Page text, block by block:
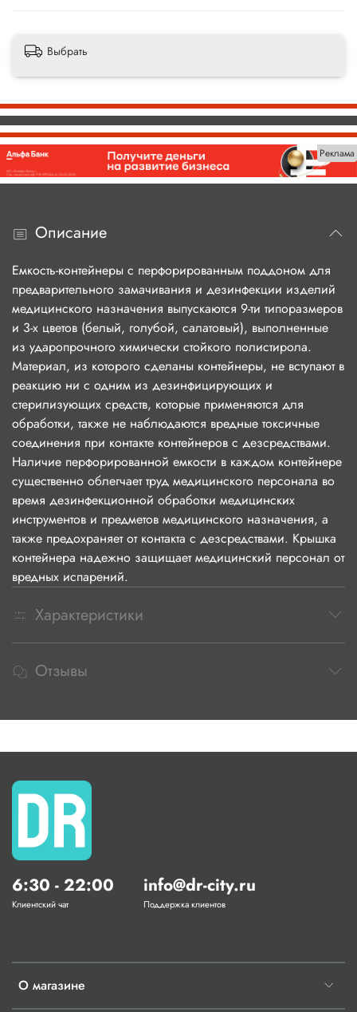
Выбрать
Реклама
Описание
Емкость-контейнеры с перфорированным поддоном для
предварительного замачивания и дезинфекции изделий
медицинского назначения выпускаются 9-ти типоразмеров
и 3-х цветов (белый, голубой, салатовый), выполненные
из ударопрочного химически стойкого полистирола.
Материал, из которого сделаны контейнеры, не вступают в
реакцию ни с одним из дезинфицирующих и
стерилизующих средств, которые применяются для
обработки, также не наблюдаются вредные токсичные
соединения при контакте контейнеров с дезсредствами.
Наличие перфорированной емкости в каждом контейнере
существенно облегчает труд медицинского персонала во
время дезинфекционной обработки медицинских
инструментов и предметов медицинского назначения, а
также предохраняет от контакта с дезсредствами. Крышка
контейнера надежно защищает медицинский персонал от
вредных испарений.
Характеристики
Отзывы
О магазине
6:30 - 22:00
Клиентский чат
info@dr-city.ru
Поддержка клиентов